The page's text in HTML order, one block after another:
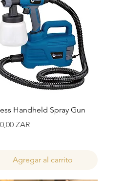
Vista rápida
Handheld Spray Gun
ZAR
Agregar al carrito